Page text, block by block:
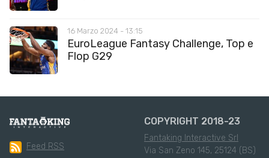
16 Marzo 2024 - 13:15
EuroLeague Fantasy Challenge, Top e
Flop G29
Feed RSS
COPYRIGHT 2018-23
Fantaking Interactive Srl
Via San Zeno 145, 25124 (BS)